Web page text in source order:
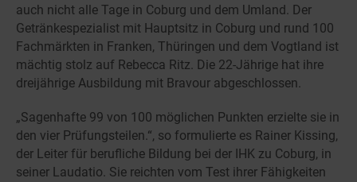
auch nicht alle Tage in Coburg und dem Umland. Der
Getränkespezialist mit Hauptsitz in Coburg und rund 100
Fachmärkten in Franken, Thüringen und dem Vogtland ist
mächtig stolz auf Rebecca Ritz. Die 22-Jährige hat ihre
dreijährige Ausbildung mit Bravour abgeschlossen.
„Sagenhafte 99 von 100 möglichen Punkten erzielte sie in
den vier Prüfungsteilen.“, so formulierte es Rainer Kissing,
der Leiter für berufliche Bildung bei der IHK zu Coburg, in
seiner Laudatio. Sie reichten vom Test ihrer Fähigkeiten